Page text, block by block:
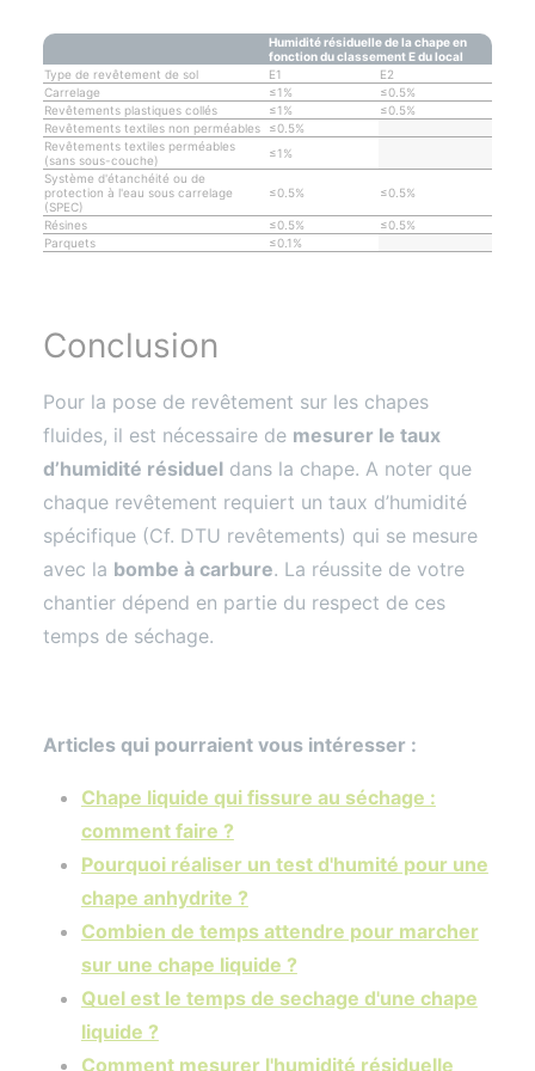
Humidité résiduelle de la chape en
fonction du classement E du local
Type de revêtement de sol
E1
E2
Carrelage
≤1%
≤0.5%
Revêtements plastiques collés
≤1%
≤0.5%
Revêtements textiles non perméables
≤0.5%
Revêtements textiles perméables
(sans sous-couche)
≤1%
Système d'étanchéité ou de
protection à l'eau sous carrelage
(SPEC)
≤0.5% ≤0.5%
Résines ≤0.5%
≤0.5%
Parquets
≤0.1%
Conclusion
Pour la pose de revêtement sur les chapes
fluides, il est nécessaire de mesurer le taux
d’humidité résidueldans la chape. A noter que
chaque revêtement requiert un taux d’humidité
spécifique (Cf. DTU revêtements) qui se mesure
avec la bombe à carbure. La réussite de votre
chantier dépend en partie du respect de ces
temps de séchage.
Articles qui pourraient vous intéresser :
Chape liquide qui fissure au séchage :
comment faire ?
Pourquoi réaliser un test d'humité pour une
chape anhydrite ?
Combien de temps attendre pour marcher
sur une chape liquide ?
Quel est le temps de sechage d'une chape
liquide ?
Comment mesurer l'humidité résiduelle